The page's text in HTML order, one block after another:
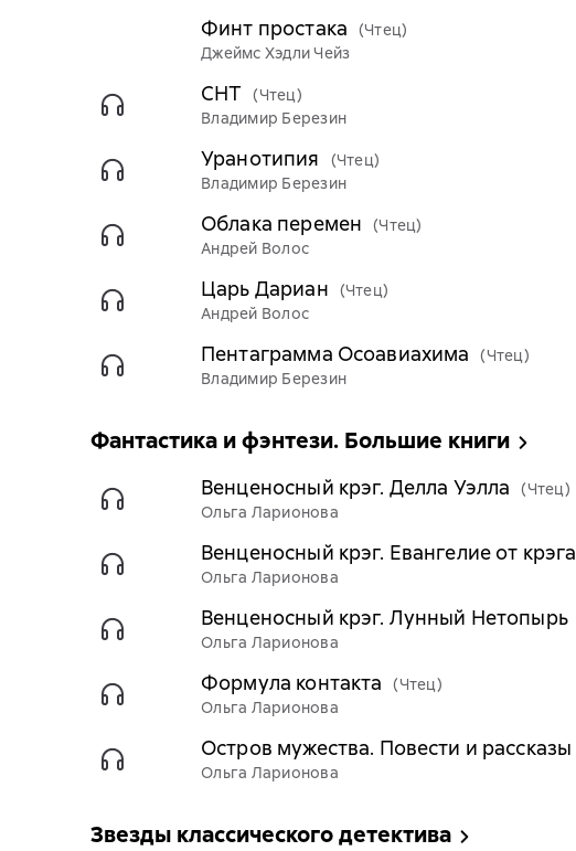
Финт простака
(Чтец)
Джеймс Хэдли Чейз
СНТ
(Чтец)
Владимир Березин
Уранотипия
(Чтец)
Владимир Березин
Облака перемен
(Чтец)
Андрей Волос
Царь Дариан
(Чтец)
Андрей Волос
Пентаграмма Осоавиахима
(Чтец)
Владимир Березин
Фантастика и фэнтези. Большие книги
Венценосный крэг. Делла Уэлла
(Чтец)
Ольга Ларионова
Венценосный крэг. Евангелие от крэга
Ольга Ларионова
Венценосный крэг. Лунный Нетопырь
Ольга Ларионова
Формула контакта
(Чтец)
Ольга Ларионова
Остров мужества. Повести и рассказы
Ольга Ларионова
Звезды классического детектива